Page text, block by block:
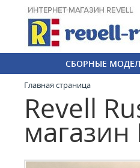
СБОРНЫЕ
Главная страница
Revell
магазин